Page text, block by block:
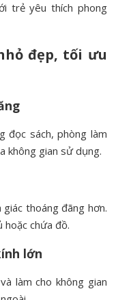
trẻ yêu thích phong
đẹp, tối ưu
đọc sách, phòng làm
không gian sử dụng.
thoáng đãng hơn.
chứa đồ.
lớn
làm cho không gian